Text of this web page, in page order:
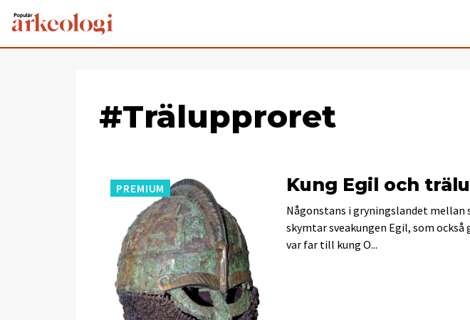
#Trälupproret
PREMIUM Kung Egil och
Någonstans i gryningslandet
skymtar sveakungen Egil, som
var far till kung O...